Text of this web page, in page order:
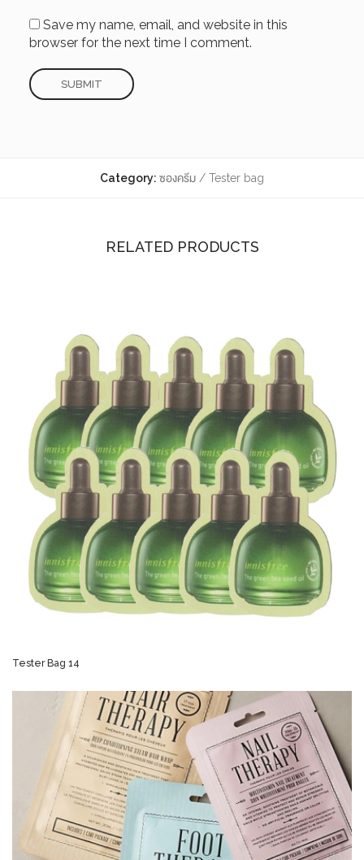
Save my name, email, and website in this
browser for the next time I comment.
Category: ซองครีม / Tester bag
RELATED PRODUCTS
Tester Bag 14